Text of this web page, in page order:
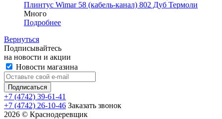
Плинтус Wimar 58 (кабель-канал) 802 Дуб Термоли
Много
Подробнее
Вернуться
Подписывайтесь
на новости и акции
Новости магазина
+7 (4742) 39-61-41
+7 (4742) 26-10-46 Заказать звонок
2026 © Краснодеревщик